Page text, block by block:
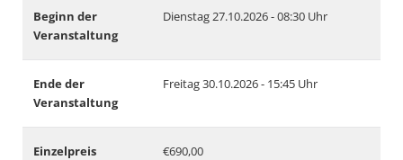
Beginn der
Veranstaltung
Dienstag 27.10.2026 - 08:30 Uhr
Ende der
Veranstaltung
Freitag 30.10.2026 - 15:45 Uhr
Einzelpreis €690,00